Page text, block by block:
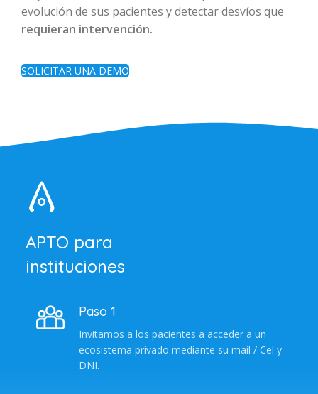
evolución de sus pacientes y detectar desvíos que
requieran intervención.
SOLICITAR UNA DEMO
APTO para
instituciones
Paso 1
Invitamos a los pacientes a acceder a un
ecosistema privado mediante su mail / Cel y
DNI.